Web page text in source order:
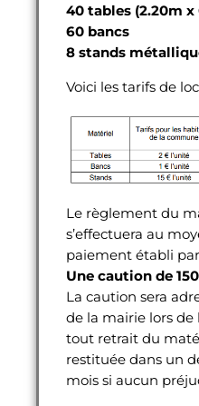
40 tables (2.20m x
60 bancs
8 stands
Voici les tarifs de
Le règlement du
s’effectuera au
paiement établi
Une caution de
La caution sera
de la mairie lors
tout retrait du
restituée dans un
mois si aucun